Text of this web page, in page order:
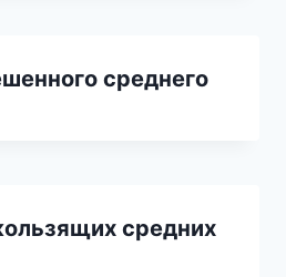
среднего
средних